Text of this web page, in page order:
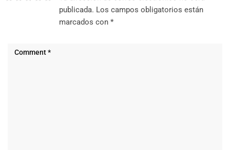
publicada. Los campos obligatorios están
marcados con *